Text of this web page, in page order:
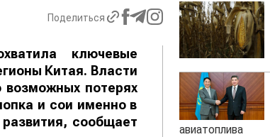
Поделиться
ключевые
Китая. Власти
потерях
и сои именно в
сообщает
авиатоплива